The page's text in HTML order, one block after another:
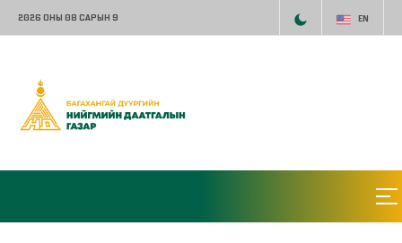
2026 ОНЫ 08 САРЫН 9 EN